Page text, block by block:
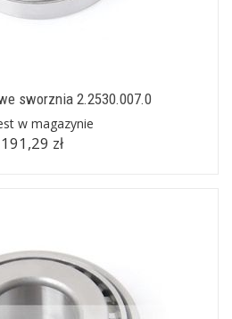
sworznia 2.2530.007.0
w magazynie
191,29 zł